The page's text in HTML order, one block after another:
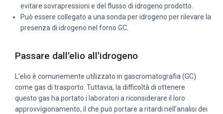
evitare sovrapressioni e del flusso di idrogeno prodotto.
Può essere collegato a una sonda per idrogeno per rilevare la
presenza di idrogeno nel forno GC.
Passare dall'elio all'idrogeno
L’elio è comunemente utilizzato in gascromatografia (GC)
come gas di trasporto. Tuttavia, la difficoltà di ottenere
questo gas ha portato i laboratori a riconsiderare il loro
approvvigionamento, il che può portare a ritardi nell’analisi dei